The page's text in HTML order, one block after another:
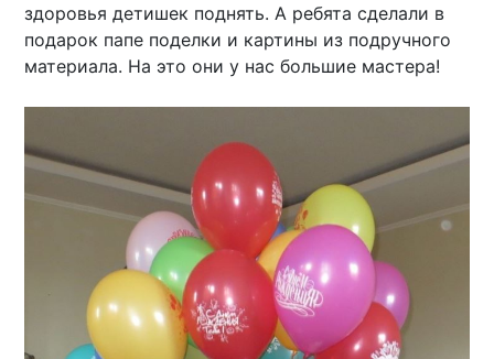
здоровья детишек поднять. А ребята сделали в
подарок папе поделки и картины из подручного
материала. На это они у нас большие мастера!